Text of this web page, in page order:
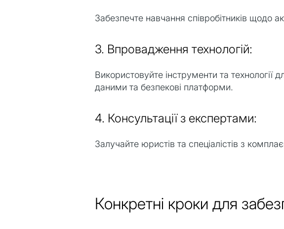
Забезпечте навчання співробітників щодо
3. Впровадження технологій:
Використовуйте інструменти та технології
даними та безпекові платформи.
4. Консультації з експертами:
Залучайте юристів та спеціалістів з
Конкретні кроки для